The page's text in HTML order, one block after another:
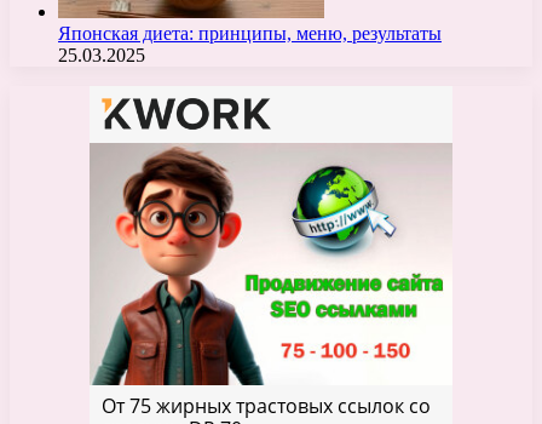
Японская диета: принципы, меню, результаты
25.03.2025